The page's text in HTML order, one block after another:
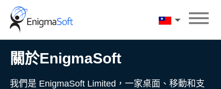
Skip
content
漢語
關於EnigmaSoft
我們是 EnigmaSoft Limited，一家桌面、移動和支